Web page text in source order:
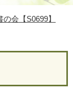
会【S0699】